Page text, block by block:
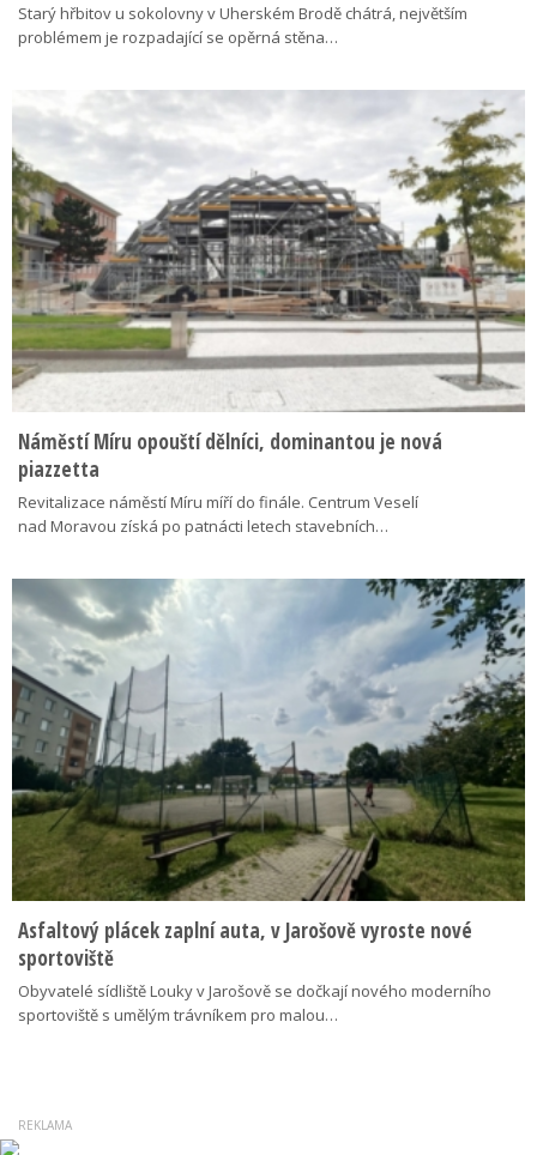
Starý hřbitov u sokolovny v Uherském Brodě chátrá, největším
problémem je rozpadající se opěrná stěna…
Náměstí Míru opouští dělníci, dominantou je nová
piazzetta
Revitalizace náměstí Míru míří do finále. Centrum Veselí
nad Moravou získá po patnácti letech stavebních…
Asfaltový plácek zaplní auta, v Jarošově vyroste nové
sportoviště
Obyvatelé sídliště Louky v Jarošově se dočkají nového moderního
sportoviště s umělým trávníkem pro malou…